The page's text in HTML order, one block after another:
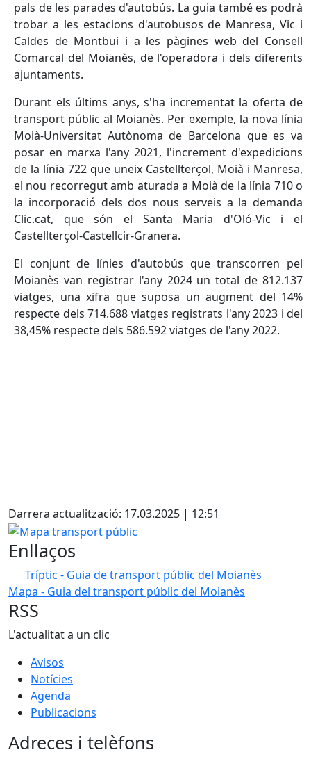
pals de les parades d'autobús. La guia també es podrà
trobar a les estacions d'autobusos de Manresa, Vic i
Caldes de Montbui i a les pàgines web del Consell
Comarcal del Moianès, de l'operadora i dels diferents
ajuntaments.
Durant els últims anys, s'ha incrementat la oferta de
transport públic al Moianès. Per exemple, la nova línia
Moià-Universitat Autònoma de Barcelona que es va
posar en marxa l'any 2021, l'increment d'expedicions
de la línia 722 que uneix Castellterçol, Moià i Manresa,
el nou recorregut amb aturada a Moià de la línia 710 o
la incorporació dels dos nous serveis a la demanda
Clic.cat, que són el Santa Maria d'Oló-Vic i el
Castellterçol-Castellcir-Granera.
El conjunt de línies d'autobús que transcorren pel
Moianès van registrar l'any 2024 un total de 812.137
viatges, una xifra que suposa un augment del 14%
respecte dels 714.688 viatges registrats l'any 2023 i del
38,45% respecte dels 586.592 viatges de l'any 2022.
Darrera actualització: 17.03.2025 | 12:51
Mapa transport públic
Enllaços
Tríptic - Guia de transport públic del Moianès
Mapa - Guia del transport públic del Moianès
RSS
L'actualitat a un clic
Avisos
Notícies
Agenda
Publicacions
Adreces i telèfons